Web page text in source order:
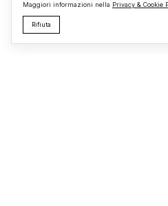
Maggiori informazioni nella Privacy & Cookie
Rifiuta